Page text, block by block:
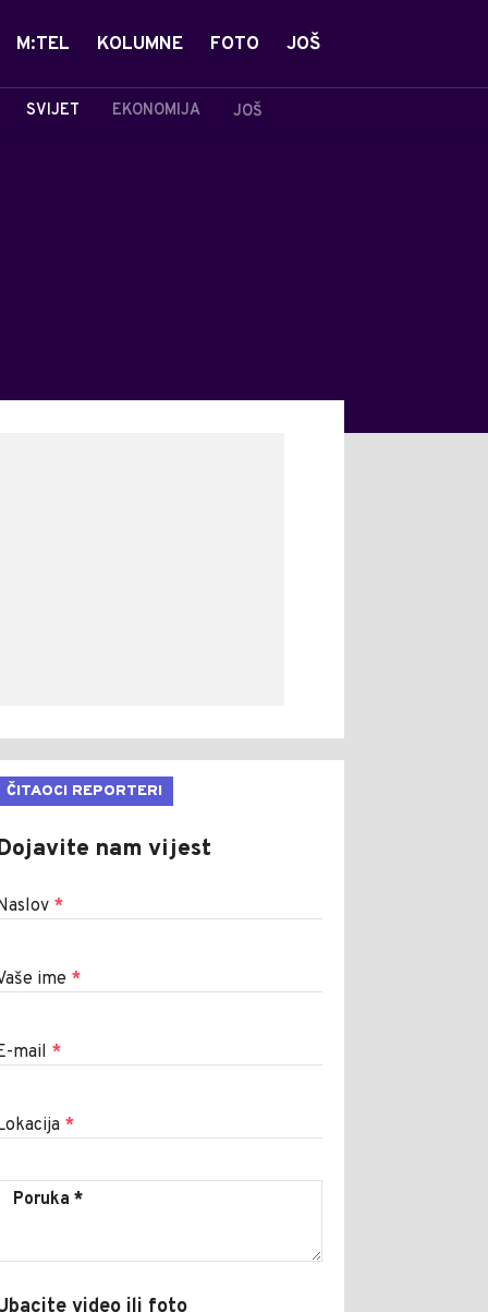
SVIJET EKONOMIJA JOŠ
M:TEL KOLUMNE FOTO JOŠ
ČITAOCI REPORTERI
nam vijest
*
ime *
mail *
*